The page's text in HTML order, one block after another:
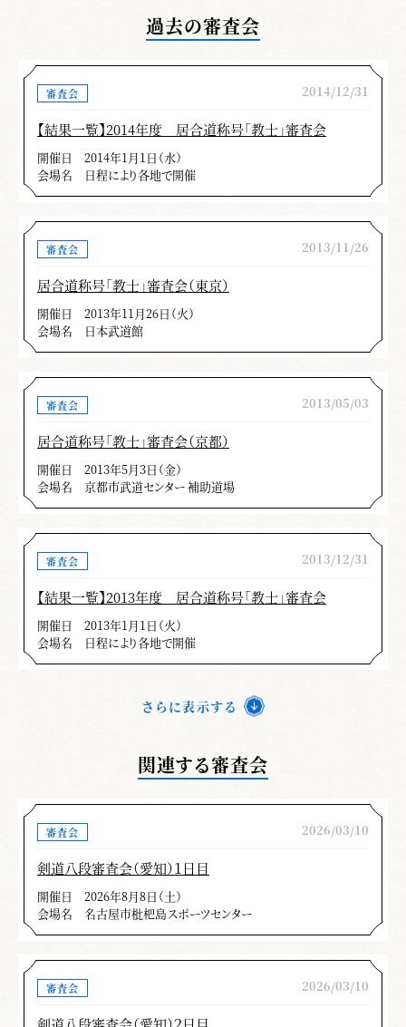
過去の審査会
審査会 2014/12/31
【結果一覧】2014年度 居合道称号「教士」審査会
開催日
2014年1月1日（水）
会場名
日程により各地で開催
審査会 2013/11/26
居合道称号「教士」審査会（東京）
開催日
2013年11月26日（火）
会場名
日本武道館
審査会 2013/05/03
居合道称号「教士」審査会（京都）
開催日
2013年5月3日（金）
会場名
京都市武道センター 補助道場
審査会 2013/12/31
【結果一覧】2013年度 居合道称号「教士」審査会
開催日
2013年1月1日（火）
会場名
日程により各地で開催
さらに表示する
関連する審査会
審査会 2026/03/10
剣道八段審査会（愛知）１日目
開催日
2026年8月8日（土）
会場名
名古屋市枇杷島スポーツセンター
審査会 2026/03/10